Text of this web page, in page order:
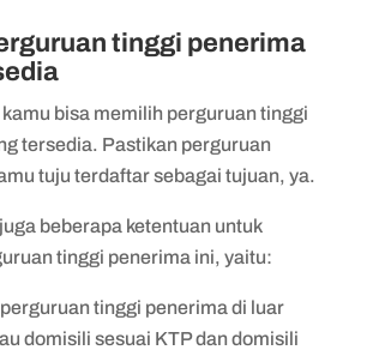
tinggi penerima
bisa memilih perguruan tinggi
tersedia. Pastikan perguruan
tuju terdaftar sebagai tujuan, ya.
beberapa ketentuan untuk
tinggi penerima ini, yaitu:
tinggi penerima di luar
domisili sesuai KTP dan domisili